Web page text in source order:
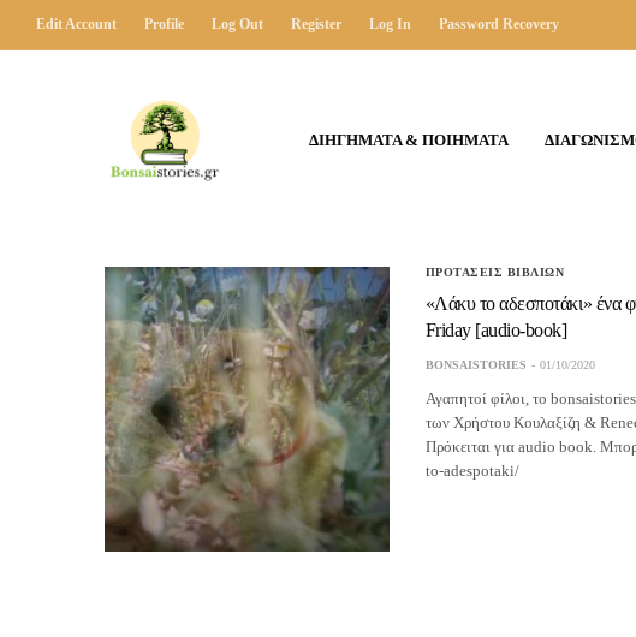
Edit Account Profile Log Out Register Log In Password Recovery
ΔΙΗΓΗΜΑΤΑ & ΠΟΙΗΜΑΤΑ
ΠΡΟΤΑΣΕΙΣ ΒΙΒΛΙΩΝ
«Λάκυ το αδεσποτάκι» ένα
Friday [audio-book]
BONSAISTORIES 01/10/2020
Αγαπητοί φίλοι, το
των Χρήστου Κουλαξίζη &
Πρόκειται για audio book.
to-adespotaki/